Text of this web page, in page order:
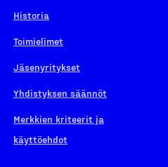
Historia
Toimielimet
Jäsenyritykset
Yhdistyksen säännöt
Merkkien kriteerit ja
käyttöehdot